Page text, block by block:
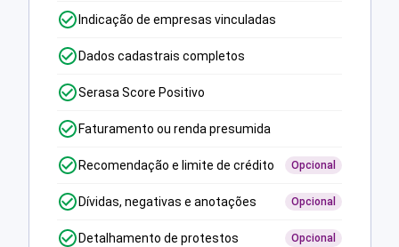
Indicação de empresas vinculadas
Dados cadastrais completos
Serasa Score Positivo
Faturamento ou renda presumida
Recomendação e limite de crédito Opcional
Dívidas, negativas e anotações Opcional
Detalhamento de protestos Opcional